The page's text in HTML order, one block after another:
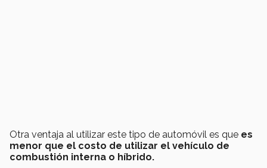
Otra ventaja al utilizar este tipo de automóvil es que es
menor que el costo de utilizar el vehículo de
combustión interna o híbrido.